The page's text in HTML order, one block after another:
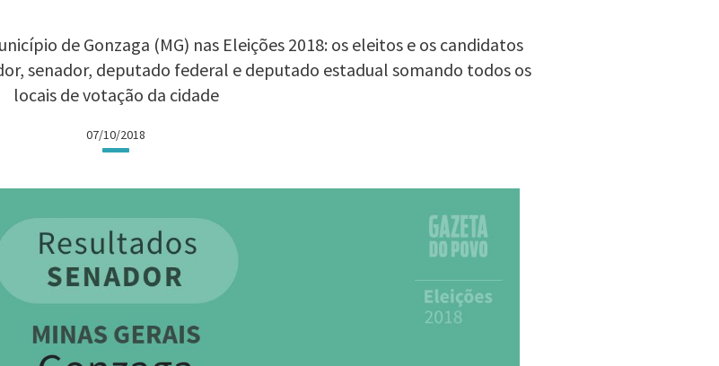
de Gonzaga (MG) nas Eleições 2018: os eleitos e os candidatos
senador, deputado federal e deputado estadual somando todos os
locais de votação da cidade
07/10/2018